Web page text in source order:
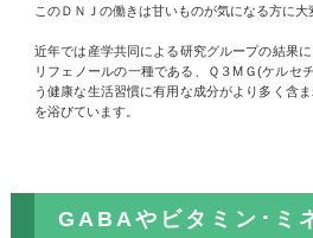
このＤＮＪの働きは甘いものが気になる方に大
近年では産学共同による研究グループの結果
リフェノールの一種である、Ｑ３МＧ(ケルセ
う健康な生活習慣に有用な成分がより多く含
を浴びています。
GABAやビタミン･ミ